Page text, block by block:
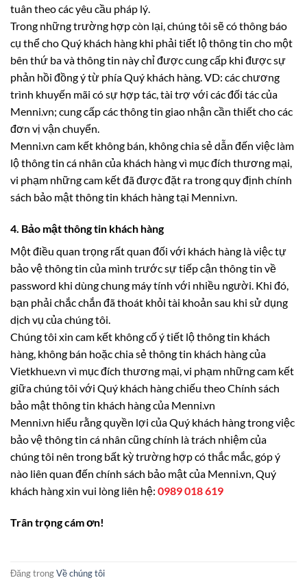
tuân theo các yêu cầu pháp lý.
Trong những trường hợp còn lại, chúng tôi sẽ có thông báo
cụ thể cho Quý khách hàng khi phải tiết lộ thông tin cho một
bên thứ ba và thông tin này chỉ được cung cấp khi được sự
phản hồi đồng ‎ý‎ từ phía Quý khách hàng. VD: các chương
trình khuyến mãi có sự hợp tác, tài trợ với các đối tác của
Menni.vn; cung cấp các thông tin giao nhận cần thiết cho các
đơn vị vận chuyển.
Menni.vn cam kết không bán, không chia sẻ dẫn đến việc làm
lộ thông tin cá nhân của khách hàng vì mục đích thương mại,
vi phạm những cam kết đã được đặt ra trong quy định chính
sách bảo mật thông tin khách hàng tại Menni.vn.
4. Bảo mật thông tin khách hàng
Một điều quan trọng rất quan đối với khách hàng là việc tự
bảo vệ thông tin của mình trước sự tiếp cận thông tin về
password khi dùng chung máy tính với nhiều người. Khi đó,
bạn phải chắc chắn đã thoát khỏi tài khoản sau khi sử dụng
dịch vụ của chúng tôi.
Chúng tôi xin cam kết không cố ‎‎ý tiết lộ thông tin khách
hàng, không bán hoặc chia sẻ thông tin khách hàng của
Vietkhue.vn vì mục đích thương mại, vi phạm những cam kết
giữa chúng tôi với Qu‎ý khách hàng chiếu theo Chính sách
bảo mật thông tin khách hàng của Menni.vn
Menni.vn hiểu rằng quyền lợi của Quý khách hàng trong việc
bảo vệ thông tin cá nhân cũng chính là trách nhiệm của
chúng tôi nên trong bất kỳ trường hợp có thắc mắc, góp ý
nào liên quan đến chính sách bảo mật của Menni.vn, Quý
khách hàng xin vui lòng liên hệ: 0989 018 619
Trân trọng cám ơn!
Đăng trongVề chúng tôi